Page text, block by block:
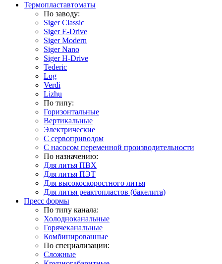
Термопластавтоматы
По заводу:
Siger Classic
Siger E-Drive
Siger Modern
Siger Nano
Siger H-Drive
Tederic
Log
Verdi
Lizhu
По типу:
Горизонтальные
Вертикальные
Электрические
С сервоприводом
С насосом переменной производительности
По назначению:
Для литья ПВХ
Для литья ПЭТ
Для высокоскоростного литья
Для литья реактопластов (бакелита)
Пресс формы
По типу канала:
Холодноканальные
Горячеканальные
Комбинированные
По специализации:
Сложные